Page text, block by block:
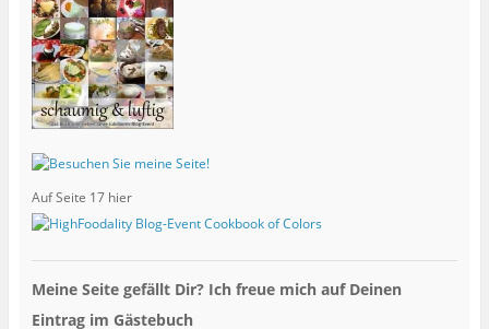
Auf Seite 17 hier
Meine Seite gefällt Dir? Ich freue mich auf Deinen
Eintrag im Gästebuch